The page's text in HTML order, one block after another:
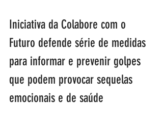
Iniciativa da Colabore com o
Futuro defende série de medidas
para informar e prevenir golpes
que podem provocar sequelas
emocionais e de saúde